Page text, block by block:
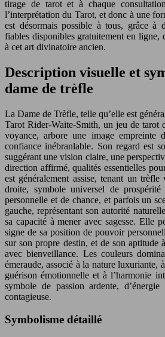
tirage de tarot et à chaque
l’interprétation du Tarot, et donc à une
est désormais possible à tous, grâce à
fiables disponibles gratuitement en ligne,
à cet art divinatoire ancien.
Description visuelle et
dame de trèfle
La Dame de Trèfle, telle qu’elle est
Tarot Rider-Waite-Smith, un jeu de tarot
voyance, arbore une image empreinte
confiance inébranlable. Son regard est
suggérant une vision claire, une
direction affirmé, qualités essentielles
est généralement assise, tenant un
droite, symbole universel de prospérité
personnelle et de chance, et parfois un
gauche, représentant son autorité
sa capacité à mener avec sagesse. Elle
signe de sa position de pouvoir
sur son propre destin, et de son aptitude
avec bienveillance. Les couleurs
émeraude, associé à la nature luxuriante,
guérison émotionnelle et à l’harmonie
symbole de passion ardente,
contagieuse.
Symbolisme détaillé